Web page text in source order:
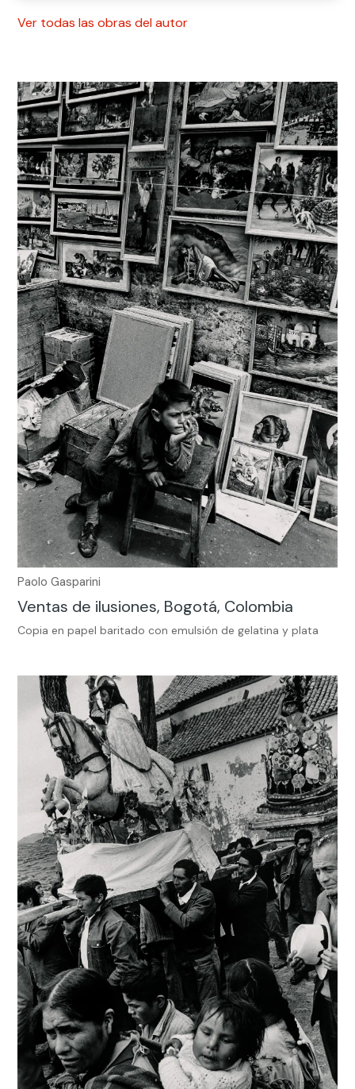
Ver todas las obras del autor
Paolo Gasparini
Ventas de ilusiones, Bogotá, Colombia
Copia en papel baritado con emulsión de gelatina y plata